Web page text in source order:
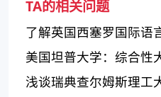
TA的相关问题
了解英国西塞罗国际语
美国坦普大学：综合性
浅谈瑞典查尔姆斯理工